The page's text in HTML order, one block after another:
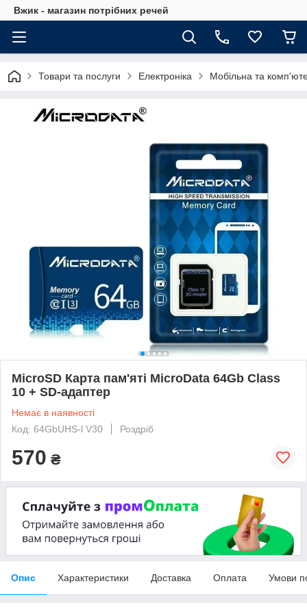
Вжик - магазин потрiбних речей
Товари та послуги Електроніка Мобільна та
MicroSD Карта пам'яті MicroData 64Gb Class
10 + SD-адаптер
Немає в наявності
Код: 64GbUHS-l V30
Роздріб
570 ₴
Опис Характеристики Доставка Оплата Умови